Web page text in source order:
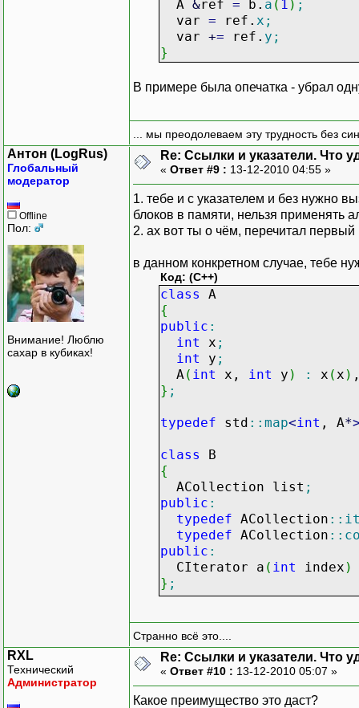
A &ref = b. a ( 1 ) ;
var = ref. x ;
var += ref. y ;
}
В примере была опечатка - убрал
... мы преодолеваем эту трудность без
Антон (LogRus)
Глобальный
модератор
Offline
Пол:
Внимание! Люблю
сахар в кубиках!
Re: Ссылки и указатели. Что
« Ответ #9 : 13-12-2010 04:55 »
1. тебе и с указателем и без нужно
блоков в памяти, нельзя применять
2. ах вот ты о чём, перечитал
в данном конкретном случае, тебе
Код: (C++)
class
A
{
public :
int
x ;
int
y ;
A ( int x, int y ) : x ( x )
} ;
typedef std :: map<int , A*
class
B
{
ACollection list ;
public :
typedef ACollection ::
typedef ACollection ::
public :
CIterator a ( int index )
} ;
{
returnlist.find(index
}
Странно всё это....
RXL
Технический
Администратор
Re: Ссылки и указатели. Что
« Ответ #10 : 13-12-2010 05:07 »
Какое преимущество это даст?